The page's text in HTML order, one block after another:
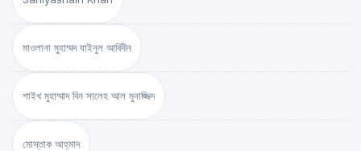
মাওলানা মুহাম্মদ যাইনুল আবিদীন
শাইখ মুহাম্মাদ বিন সালেহ আল মুনাজ্জিদ
মোস্তাক আহ্‌মাদ